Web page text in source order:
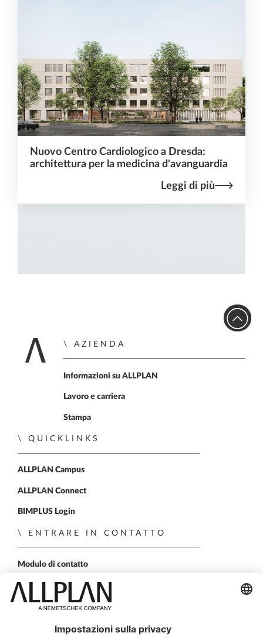
Nuovo Centro Cardiologico a Dresda:
architettura per la medicina d'avanguardia
Leggi di più
Home
AZIENDA
Informazioni su ALLPLAN
Lavoro e carriera
Stampa
QUICKLINKS
ALLPLAN Campus
ALLPLAN Connect
BIMPLUS Login
ENTRARE IN CONTATTO
Modulo di contatto
Rete commerciale
Demo personale
SEGUICI SU